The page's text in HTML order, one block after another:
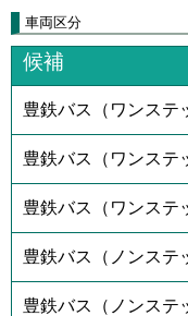
車両区分
候補
豊鉄バス（ワンステ
豊鉄バス（ワンス
豊鉄バス（ワンス
豊鉄バス（ノンステ
豊鉄バス（ノンステ